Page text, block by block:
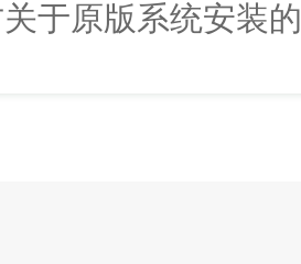
于原版系统安装